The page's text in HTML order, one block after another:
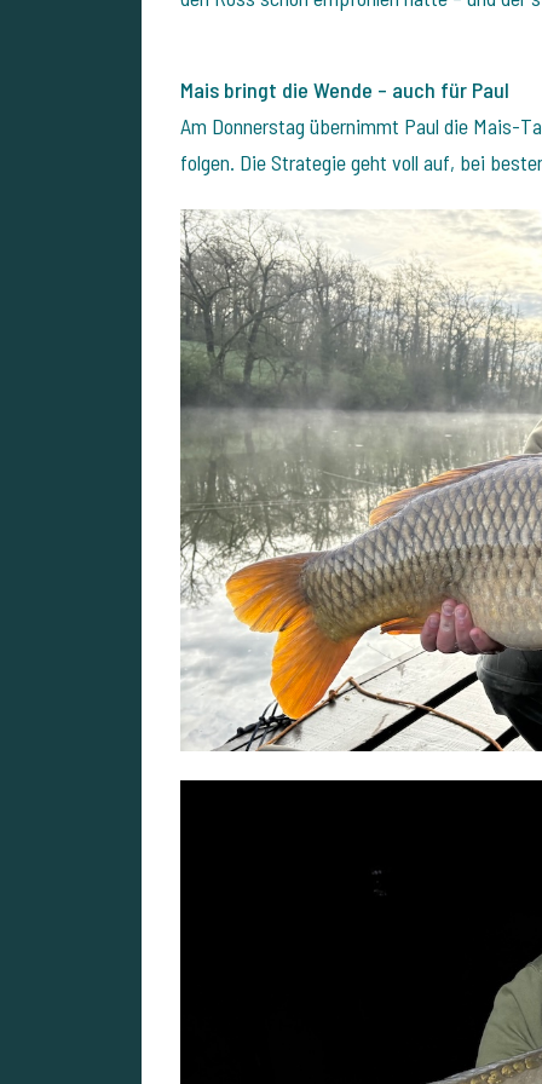
Mais bringt die Wende – auch für Paul
Am Donnerstag übernimmt Paul die Mais-
folgen. Die Strategie geht voll auf, bei